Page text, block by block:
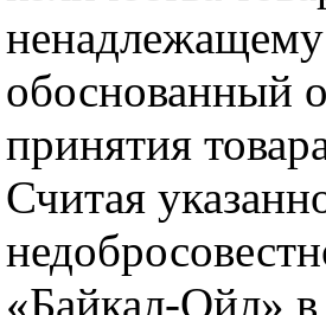
обоснованный
принятия
Считая
«Байкал-Ойл»